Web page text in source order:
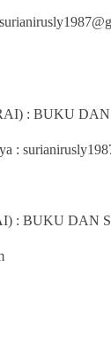
: BUKU
:
: BUKU DAN